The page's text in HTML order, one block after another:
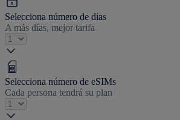
Selecciona número de días
A más días, mejor tarifa
Selecciona número de eSIMs
Cada persona tendrá su plan